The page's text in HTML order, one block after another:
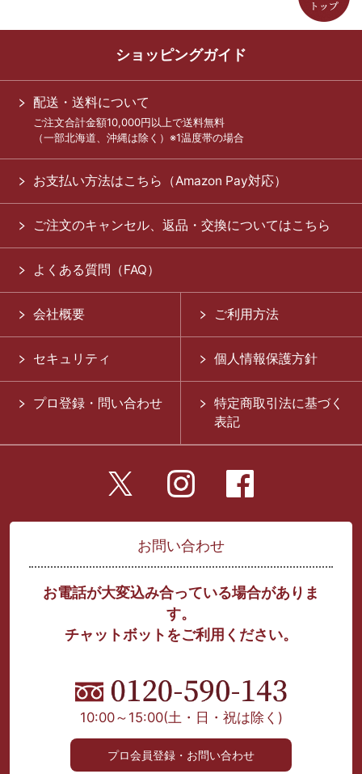
ショッピングガイド
配送・送料について
ご注文合計金額10,000円以上で送料無料
（一部北海道、沖縄は除く）※1温度帯の場合
お支払い方法はこちら（Amazon Pay対応）
ご注文のキャンセル、返品・交換についてはこちら
よくある質問（FAQ）
会社概要 ご利用方法
セキュリティ 個人情報保護方針
プロ登録・問い合わせ
特定商取引法に基づく
表記
お問い合わせ
お電話が大変込み合っている場合がありま
す。
チャットボットをご利用ください。
10:00～15:00(土・日・祝は除く)
プロ会員登録・お問い合わせ